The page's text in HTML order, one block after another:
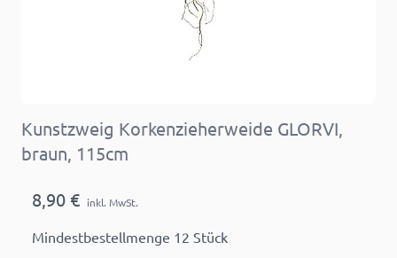
Kunstzweig Korkenzieherweide GLORVI,
braun, 115cm
8,90 € inkl. MwSt.
Mindestbestellmenge 12 Stück